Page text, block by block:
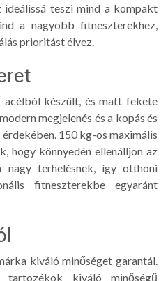
teszi mind a kompakt
a nagyobb fitneszterekhez,
prioritást élvez.
acélból készült, és matt fekete
megjelenés és a kopás és
150 kg-os maximális
hogy könnyedén ellenálljon az
nagy terhelésnek, így otthoni
fitneszterekbe egyaránt
kiváló minőséget garantál.
tartozékok kiváló minőségű